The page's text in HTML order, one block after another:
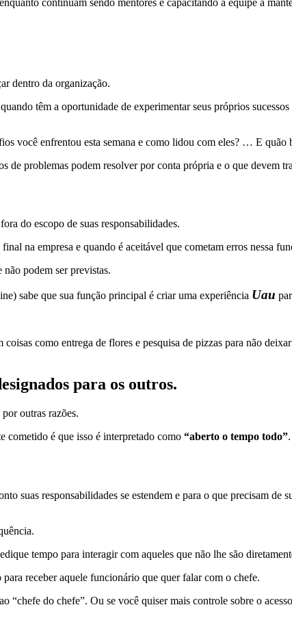
dentro da organização.
têm a oportunidade de experimentar seus próprios
você enfrentou esta semana e como lidou com eles? … E quão
problemas podem resolver por conta própria e o que devem
do escopo de suas responsabilidades.
na empresa e quando é aceitável que cometam erros nessa
podem ser previstas.
sabe que sua função principal é criar uma experiência Uau
como entrega de flores e pesquisa de pizzas para não
para os outros.
outras razões.
cometido é que isso é interpretado como “aberto o tempo todo”
suas responsabilidades se estendem e para o que precisam de
tempo para interagir com aqueles que não lhe são
receber aquele funcionário que quer falar com o chefe.
do chefe”. Ou se você quiser mais controle sobre o